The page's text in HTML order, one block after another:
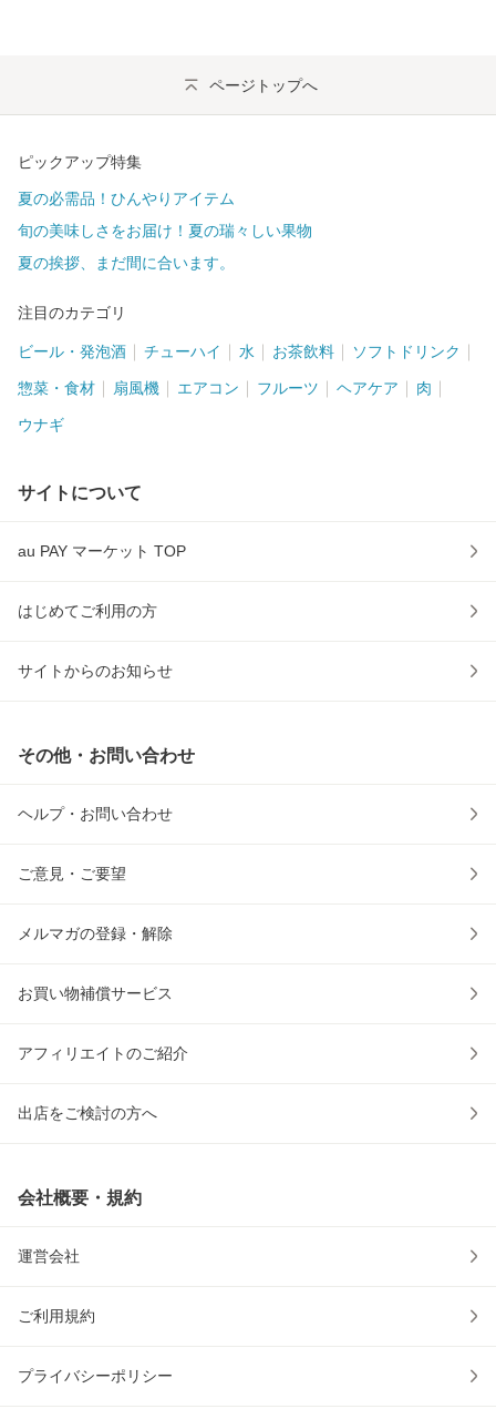
ページトップへ
ピックアップ特集
夏の必需品！ひんやりアイテム
旬の美味しさをお届け！夏の瑞々しい果物
夏の挨拶、まだ間に合います。
注目のカテゴリ
ビール・発泡酒 チューハイ 水 お茶飲料 ソフトドリンク
惣菜・食材 扇風機 エアコン フルーツ ヘアケア 肉
ウナギ
サイトについて
au PAY マーケット TOP
はじめてご利用の方
サイトからのお知らせ
その他・お問い合わせ
ヘルプ・お問い合わせ
ご意見・ご要望
メルマガの登録・解除
お買い物補償サービス
アフィリエイトのご紹介
出店をご検討の方へ
会社概要・規約
運営会社
ご利用規約
プライバシーポリシー